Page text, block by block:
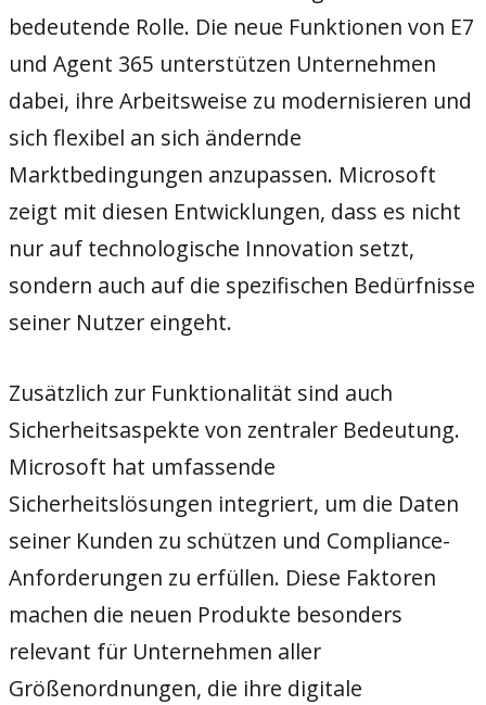
bedeutende Rolle. Die neue Funktionen von E7
und Agent 365 unterstützen Unternehmen
dabei, ihre Arbeitsweise zu modernisieren und
sich flexibel an sich ändernde
Marktbedingungen anzupassen. Microsoft
zeigt mit diesen Entwicklungen, dass es nicht
nur auf technologische Innovation setzt,
sondern auch auf die spezifischen Bedürfnisse
seiner Nutzer eingeht.
Zusätzlich zur Funktionalität sind auch
Sicherheitsaspekte von zentraler Bedeutung.
Microsoft hat umfassende
Sicherheitslösungen integriert, um die Daten
seiner Kunden zu schützen und Compliance-
Anforderungen zu erfüllen. Diese Faktoren
machen die neuen Produkte besonders
relevant für Unternehmen aller
Größenordnungen, die ihre digitale